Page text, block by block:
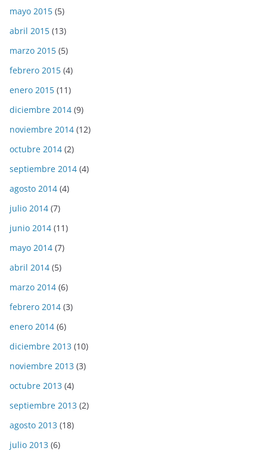
mayo 2015 (5)
abril 2015 (13)
marzo 2015 (5)
febrero 2015 (4)
enero 2015 (11)
diciembre 2014 (9)
noviembre 2014 (12)
octubre 2014 (2)
septiembre 2014 (4)
agosto 2014 (4)
julio 2014 (7)
junio 2014 (11)
mayo 2014 (7)
abril 2014 (5)
marzo 2014 (6)
febrero 2014 (3)
enero 2014 (6)
diciembre 2013 (10)
noviembre 2013 (3)
octubre 2013 (4)
septiembre 2013 (2)
agosto 2013 (18)
julio 2013 (6)